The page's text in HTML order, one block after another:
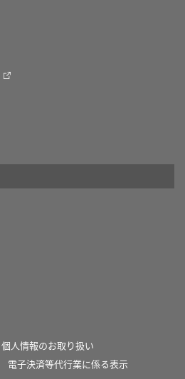
個人情報のお取り扱い
電子決済等代行業に係る表示